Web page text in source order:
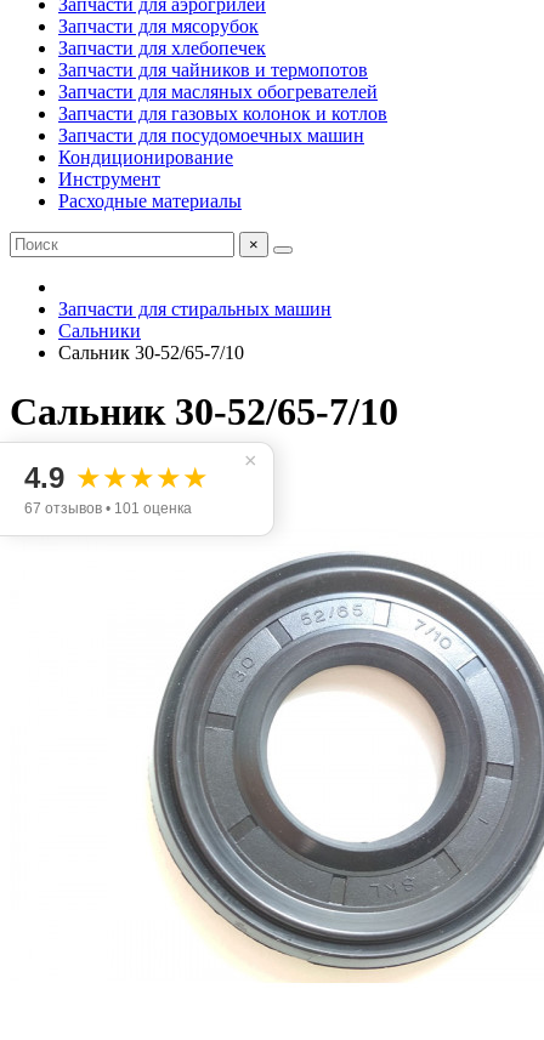
Запчасти для аэрогрилей
Запчасти для мясорубок
Запчасти для хлебопечек
Запчасти для чайников и термопотов
Запчасти для масляных обогревателей
Запчасти для газовых колонок и котлов
Запчасти для посудомоечных машин
Кондиционирование
Инструмент
Расходные материалы
×
Запчасти для стиральных машин
Сальники
Сальник 30-52/65-7/10
Сальник 30-52/65-7/10
Код товара: 3-100024 ×
4.9 ★★★★★
67 отзывов • 101 оценка